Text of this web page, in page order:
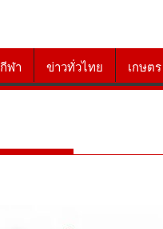
กีฬา ข่าวทั่วไทย เกษตร